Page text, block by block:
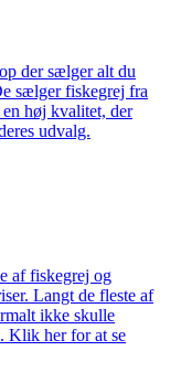
der sælger alt du
sælger fiskegrej fra
høj kvalitet, der
udvalg.
af fiskegrej og
Langt de fleste af
ikke skulle
Klik her for at se